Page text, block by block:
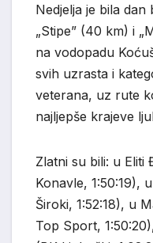
Nedjelja je bila dan
„Stipe” (40 km) i
na vodopadu
svih uzrasta i
veterana, uz rute
najljepše krajeve
Zlatni su bili: u
Konavle, 1:50:19),
Široki, 1:52:18), u
Top Sport,